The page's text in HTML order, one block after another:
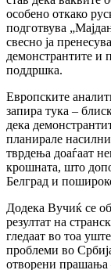
особено откако
подготвува
свесно ја
демонстрантите и
поддршка.
Европските
запира тука –
дека
планирале
тврдења доаѓаат
крошната, што
Белград и
Додека Вучиќ се
резултат на
гледаат во тоа
проблеми во
отворени прашања